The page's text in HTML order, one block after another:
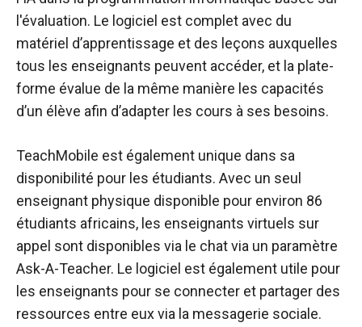
l'évaluation. Le logiciel est complet avec du
matériel d’apprentissage et des leçons auxquelles
tous les enseignants peuvent accéder, et la plate-
forme évalue de la même manière les capacités
d’un élève afin d’adapter les cours à ses besoins.
TeachMobile est également unique dans sa
disponibilité pour les étudiants. Avec un seul
enseignant physique disponible pour environ 86
étudiants africains, les enseignants virtuels sur
appel sont disponibles via le chat via un paramètre
Ask-A-Teacher. Le logiciel est également utile pour
les enseignants pour se connecter et partager des
ressources entre eux via la messagerie sociale.